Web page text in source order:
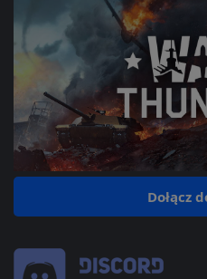
Dołącz